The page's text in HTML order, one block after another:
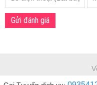
Gửi đánh giá